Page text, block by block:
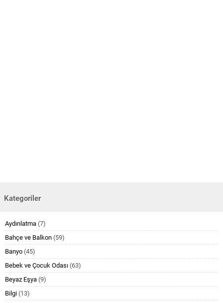
Kategoriler
Aydınlatma (7)
Bahçe ve Balkon (59)
Banyo (45)
Bebek ve Çocuk Odası (63)
Beyaz Eşya (9)
Bilgi (13)